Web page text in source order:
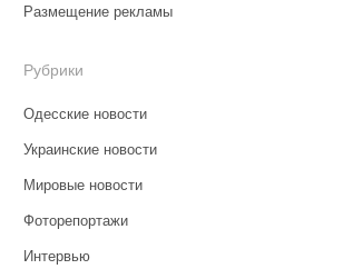
Размещение рекламы
Рубрики
Одесские новости
Украинские новости
Мировые новости
Фоторепортажи
Интервью